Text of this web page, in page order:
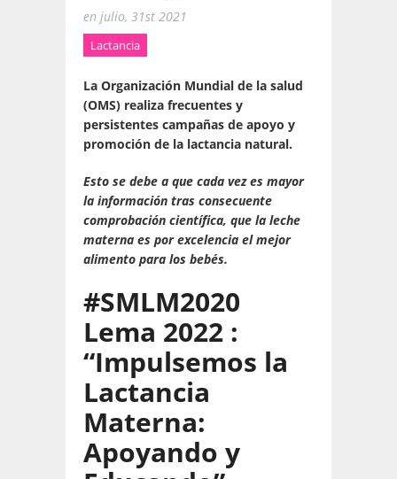
en julio, 31st 2021
Lactancia
La Organización Mundial de la salud
(OMS) realiza frecuentes y
persistentes campañas de apoyo y
promoción de la lactancia natural.
Esto se debe a que cada vez es mayor
la información tras consecuente
comprobación científica, que la leche
materna es por excelencia el mejor
alimento para los bebés.
#SMLM2020
Lema 2022 :
“Impulsemos la
Lactancia
Materna:
Apoyando y